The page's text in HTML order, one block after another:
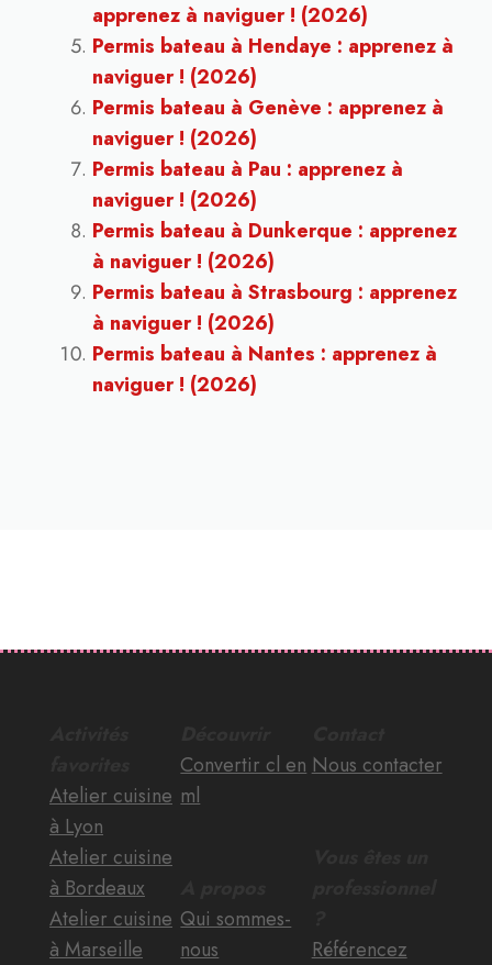
apprenez à naviguer ! (2026)
Permis bateau à Hendaye : apprenez à
naviguer ! (2026)
Permis bateau à Genève : apprenez à
naviguer ! (2026)
Permis bateau à Pau : apprenez à
naviguer ! (2026)
Permis bateau à Dunkerque : apprenez
à naviguer ! (2026)
Permis bateau à Strasbourg : apprenez
à naviguer ! (2026)
Permis bateau à Nantes : apprenez à
naviguer ! (2026)
Atelier cuisine
à Lyon
Atelier cuisine
à Bordeaux
Atelier cuisine
à Marseille
Convertir cl en
ml
Qui sommes-
nous
Nous contacter
Référencez